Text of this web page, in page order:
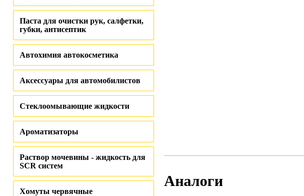
Паста для очистки рук, салфетки,
губки, антисептик
Автохимия автокосметика
Аксессуары для автомобилистов
Стеклоомывающие жидкости
Ароматизаторы
Раствор мочевины - жидкость для
SCR систем
Хомуты червячные
Аналоги